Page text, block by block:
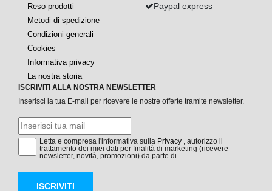
Reso prodotti
Metodi di spedizione
Condizioni generali
Cookies
Informativa privacy
La nostra storia
Paypal express
ISCRIVITI ALLA NOSTRA NEWSLETTER
Inserisci la tua E-mail per ricevere le nostre offerte tramite newsletter.
Letta e compresa l'informativa sulla Privacy , autorizzo il
trattamento dei miei dati per finalità di marketing (ricevere
newsletter, novità, promozioni) da parte di
ISCRIVITI